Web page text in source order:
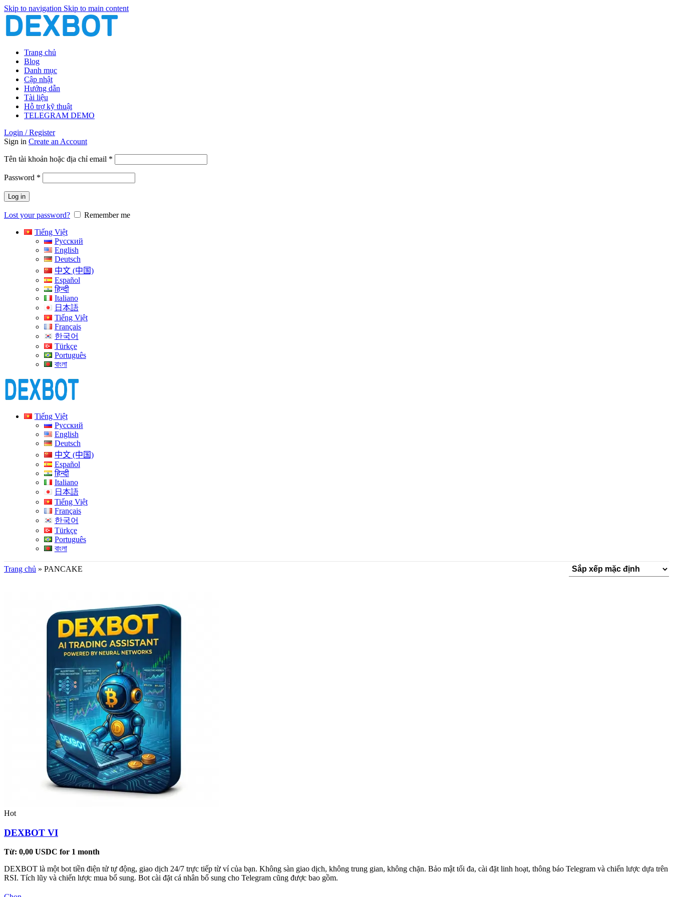
Skip to navigation Skip to main content
Trang chủ
Blog
Danh mục
Cập nhật
Hướng dẫn
Tài liệu
Hỗ trợ kỹ thuật
TELEGRAM DEMO
Login / Register
Sign in Create an Account
Tên tài khoản hoặc địa chỉ email *
buộc
Password *
buộc
Log in
Lost your password?
Remember me
Tiếng Việt
Русский
English
Deutsch
中文 (中国)
Español
हिन्दी
Italiano
日本語
Tiếng Việt
Français
한국어
Türkçe
Português
বাংলা
Tiếng Việt
Русский
English
Deutsch
中文 (中国)
Español
हिन्दी
Italiano
日本語
Tiếng Việt
Français
한국어
Türkçe
Português
বাংলা
Trang chủ » PANCAKE
Hot
DEXBOT VI
Từ: 0,00 USDC for 1 month
DEXBOT là một bot tiền điện tử tự động, giao dịch 24/7 trực tiếp từ ví của bạn. Không sàn giao dịch, không trung gian, không chặn. Bảo mật tối đa, cài đặt linh hoạt, thông báo Telegram và chiến lược dựa trên
RSI. Tích lũy và chiến lược mua bổ sung. Bot cài đặt cá nhân bổ sung cho Telegram cũng được bao gồm.